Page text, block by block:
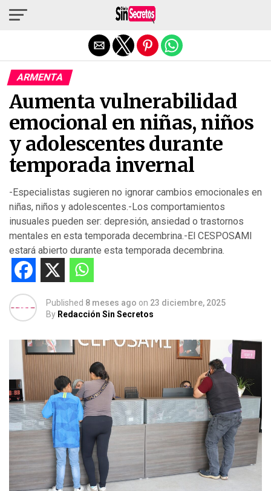
ARMENTA
Aumenta vulnerabilidad
emocional en niñas, niños
y adolescentes durante
temporada invernal
-Especialistas sugieren no ignorar cambios emocionales en
niñas, niños y adolescentes.-Los comportamientos
inusuales pueden ser: depresión, ansiedad o trastornos
mentales en esta temporada decembrina.-El CESPOSAMI
estará abierto durante esta temporada decembrina.
Published 8 meses ago on 23 diciembre, 2025
By Redacción Sin Secretos
Salir de la versión móvil